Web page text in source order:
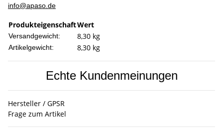
info@apaso.de
ProdukteigenschaftWert
Versandgewicht: 8,30 kg
Artikelgewicht: 8,30 kg
Echte Kundenmeinungen
Hersteller / GPSR
Frage zum Artikel